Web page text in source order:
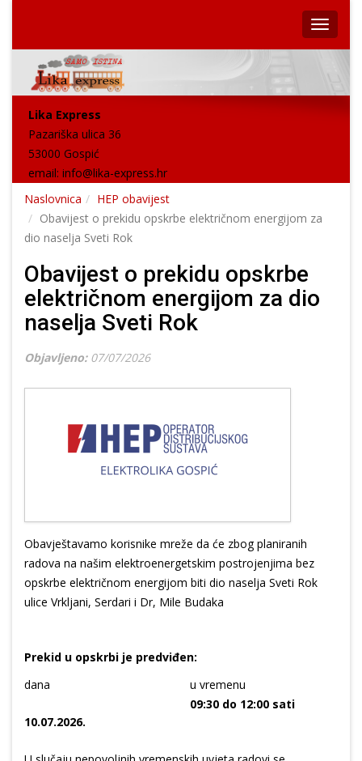
Lika Express
Pazariška ulica 36
53000 Gospić
email: info@lika-express.hr
Naslovnica
HEP obavijest
Obavijest o prekidu opskrbe električnom energijom za
dio naselja Sveti Rok
Obavijest o prekidu opskrbe
električnom energijom za dio
naselja Sveti Rok
Objavljeno: 07/07/2026
Obavještavamo korisnike mreže da će zbog planiranih
radova na našim elektroenergetskim postrojenjima bez
opskrbe električnom energijom biti dio naselja Sveti Rok
ulice Vrkljani, Serdari i Dr, Mile Budaka
Prekid u opskrbi je predviđen:
dana
u vremenu
10.07.2026.
09:30 do 12:00 sati